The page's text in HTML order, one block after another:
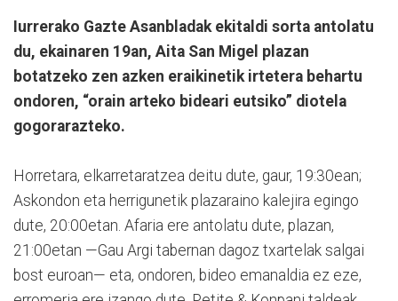
Iurrerako Gazte Asanbladak ekitaldi sorta antolatu
du, ekainaren 19an, Aita San Migel plazan
botatzeko zen azken eraikinetik irtetera behartu
ondoren, “orain arteko bideari eutsiko” diotela
gogorarazteko.
Horretara, elkarretaratzea deitu dute, gaur, 19:30ean;
Askondon eta herrigunetik plazaraino kalejira egingo
dute, 20:00etan. Afaria ere antolatu dute, plazan,
21:00etan —Gau Argi tabernan dagoz txartelak salgai
bost euroan— eta, ondoren, bideo emanaldia ez eze,